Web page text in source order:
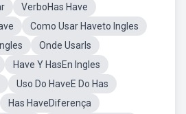
VerboHas Have
Como Usar Haveto Ingles
Onde UsarIs
Have Y HasEn Ingles
Uso Do HaveE Do Has
Has HaveDiferença